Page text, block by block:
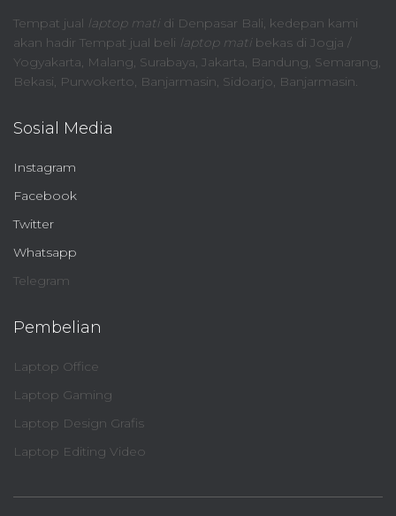
Tempat jual laptop matidi Denpasar Bali, kedepan kami
akan hadir Tempat jual beli laptop matibekas di Jogja /
Yogyakarta, Malang, Surabaya, Jakarta, Bandung, Semarang,
Bekasi, Purwokerto, Banjarmasin, Sidoarjo, Banjarmasin.
Sosial Media
Instagram
Facebook
Twitter
Whatsapp
Telegram
Pembelian
Laptop Office
Laptop Gaming
Laptop Design Grafis
Laptop Editing Video